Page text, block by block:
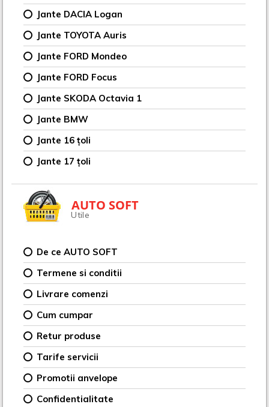
Jante DACIA Logan
Jante TOYOTA Auris
Jante FORD Mondeo
Jante FORD Focus
Jante SKODA Octavia 1
Jante BMW
Jante 16 țoli
Jante 17 țoli
AUTO SOFT
Utile
De ce AUTO SOFT
Termene si conditii
Livrare comenzi
Cum cumpar
Retur produse
Tarife servicii
Promotii anvelope
Confidentialitate